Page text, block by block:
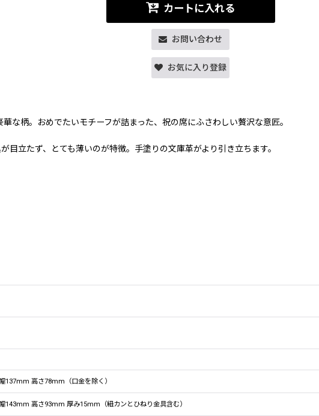
カートに入れる
お問い合わせ
お気に入り登録
な柄。おめでたいモチーフが詰まった、祝の席にふさわしい贅沢な意匠。
目立たず、とても薄いのが特徴。手塗りの文庫革がより引き立ちます。
幅137mm 高さ78mm（口金を除く）
幅143mm 高さ93mm 厚み15mm（紐カンとひねり金具含む）